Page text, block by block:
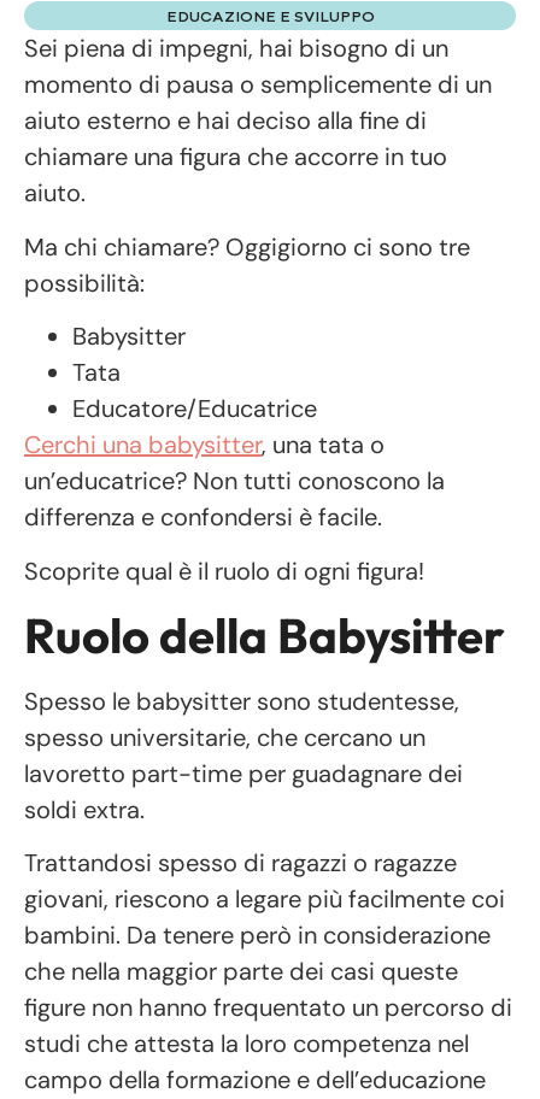
EDUCAZIONE E SVILUPPO
Sei piena di impegni, hai bisogno di un
momento di pausa o semplicemente di un
aiuto esterno e hai deciso alla fine di
chiamare una figura che accorre in tuo
aiuto.
Ma chi chiamare? Oggigiorno ci sono tre
possibilità:
Babysitter
Tata
Educatore/Educatrice
Cerchi una babysitter, una tata o
un’educatrice? Non tutti conoscono la
differenza e confondersi è facile.
Scoprite qual è il ruolo di ogni figura!
Ruolo della Babysitter
Spesso le babysitter sono studentesse,
spesso universitarie, che cercano un
lavoretto part-time per guadagnare dei
soldi extra.
Trattandosi spesso di ragazzi o ragazze
giovani, riescono a legare più facilmente coi
bambini. Da tenere però in considerazione
che nella maggior parte dei casi queste
figure non hanno frequentato un percorso di
studi che attesta la loro competenza nel
campo della formazione e dell’educazione